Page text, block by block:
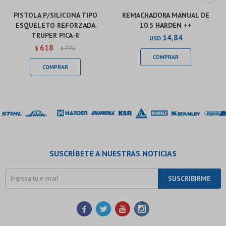
PISTOLA P/SILICONA TIPO
ESQUELETO REFORZADA
TRUPER PICA-R
$ 618 $ 772
REMACHADORA MANUAL DE
10.5 HARDEN ++
USD 14,84
SUSCRÍBETE A NUESTRAS NOTICIAS
SUSCRIBIRME
   